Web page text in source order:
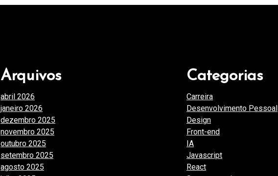
Arquivos
abril 2026
janeiro 2026
dezembro 2025
novembro 2025
outubro 2025
setembro 2025
agosto 2025
Categorias
Carreira
Desenvolvimento Pessoal
Design
Front-end
IA
Javascript
React